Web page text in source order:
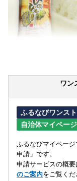
ワン
ふるなびワンス
自治体マイページ
ふるなびマイペー
申請」です。
申請サービスの概要
のご案内をご覧くだ